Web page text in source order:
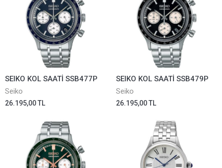
SEIKO KOL SAATİ SSB477P
Seiko
26.195,00 TL
SEIKO KOL SAATİ SSB479P
Seiko
26.195,00 TL